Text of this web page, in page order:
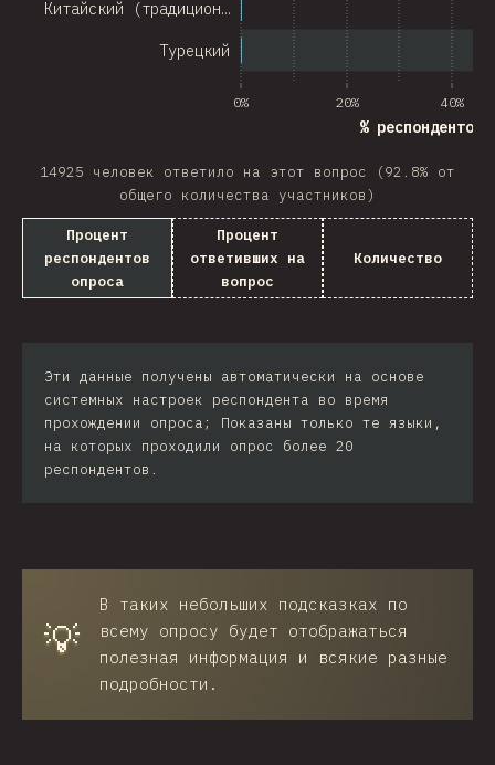
Dominican Republic
Ecuador
Croatia
Slovakia
Greece
Iran
Bulgaria
Philippines
Taiwan
Peru
0% 20% 40%
% респондентов
Турецкий
Китайский (традицион…
14925 человек ответило на этот вопрос (92.8% от
общего количества участников)
Процент
респондентов
опроса
Процент
ответивших на
вопрос
Количество
Эти данные получены автоматически на основе
системных настроек респондента во время
прохождении опроса; Показаны только те языки,
на которых проходили опрос более 20
респондентов.
💡
В таких небольших подсказках по
всему опросу будет отображаться
полезная информация и всякие разные
подробности.